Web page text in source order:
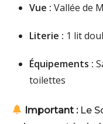
Vue : Vallée de
Literie : 1 lit
Équipements :
toilettes
Important :Le